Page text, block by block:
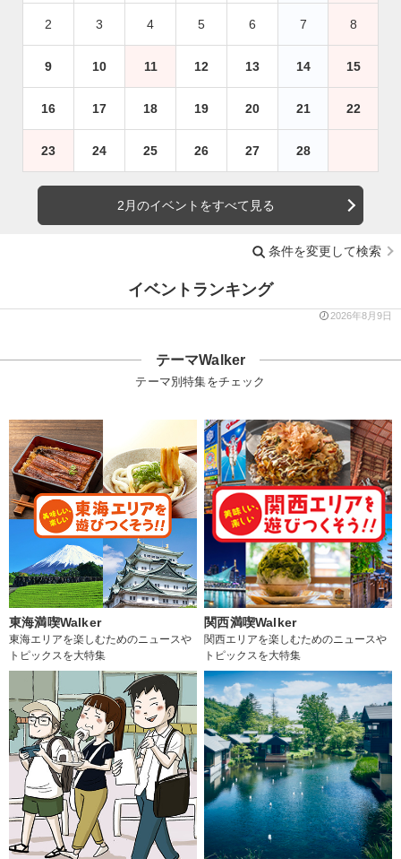
2 3 4 5 6 7 8
9 10 11 12 13 14 15
16 17 18 19 20 21 22
23 24 25 26 27 28
2月のイベントをすべて見る
条件を変更して検索
イベントランキング
2026年8月9日
テーマWalker
テーマ別特集をチェック
東海満喫Walker
東海エリアを楽しむためのニュースや
トピックスを大特集
関西満喫Walker
関西エリアを楽しむためのニュースや
トピックスを大特集